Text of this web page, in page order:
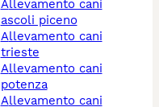
allevamento cani
ascoli piceno
allevamento cani
trieste
allevamento cani
potenza
allevamento cani